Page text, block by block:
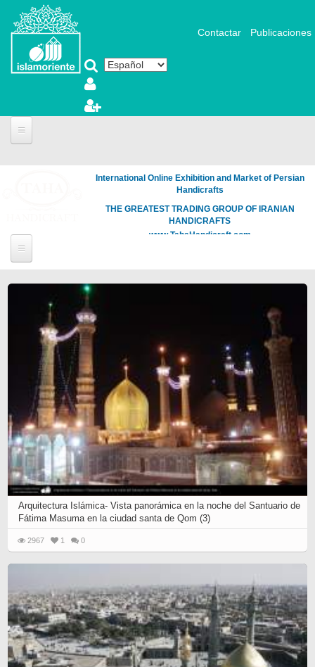
Pasar al contenido principal
Contactar Publicaciones
International Online Exhibition and Market of Persian
Handicrafts
THE GREATEST TRADING GROUP OF IRANIAN
HANDICRAFTS
www.TahaHandicraft.com
Arquitectura Islámica- Vista panorámica en la noche del Santuario de
Fátima Masuma en la ciudad santa de Qom (3)
2967 1 0
Páginas